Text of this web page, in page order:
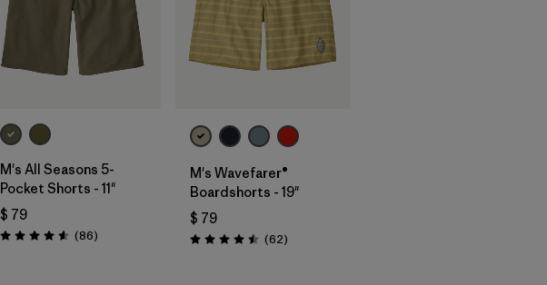
M's All Seasons 5-
Pocket Shorts - 11"
$ 79
Valoración: 4.6 / 5
(86Comentarios
)
M's Wavefarer®
Boardshorts - 19"
$ 79
Valoración: 4.5 / 5
(62Comentarios
)